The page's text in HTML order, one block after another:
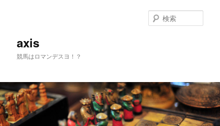
axis
競馬はロマンデスヨ！？
索